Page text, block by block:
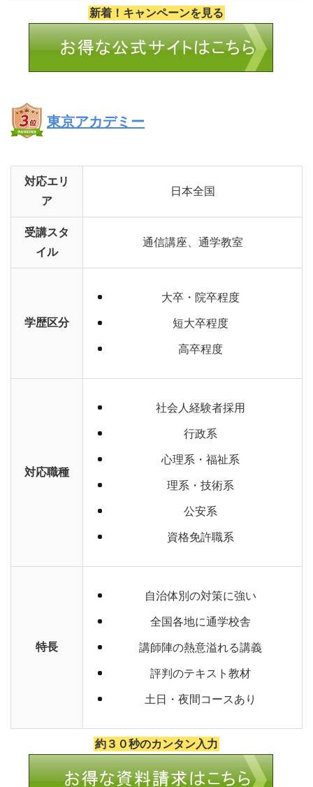
新着！キャンペーンを見る
東京アカデミー
対応エリ
ア
日本全国
受講スタ
イル
通信講座、通学教室
学歴区分
大卒・院卒程度
短大卒程度
高卒程度
対応職種
社会人経験者採用
行政系
心理系・福祉系
理系・技術系
公安系
資格免許職系
特長
自治体別の対策に強い
全国各地に通学校舎
講師陣の熱意溢れる講義
評判のテキスト教材
土日・夜間コースあり
約３０秒のカンタン入力